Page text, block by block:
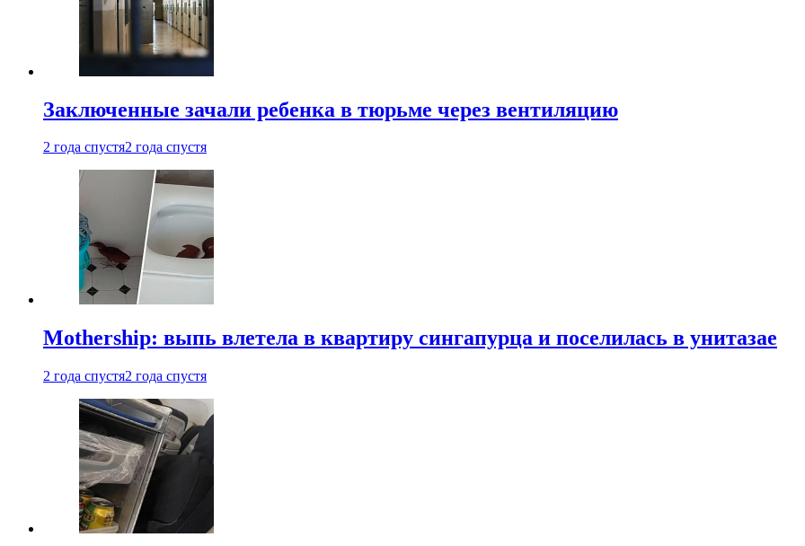
Заключенные зачали ребенка в тюрьме через вентиляцию
2 года спустя2 года спустя
Mothership: выпь влетела в квартиру сингапурца и поселилась в унитазае
2 года спустя2 года спустя